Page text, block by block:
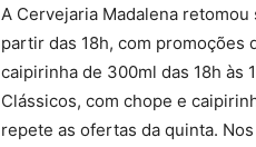
A Cervejaria Madalena
partir das 18h, com promoções
caipirinha de 300ml das 18h às
Clássicos, com chope e
repete as ofertas da quinta.